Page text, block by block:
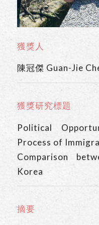
獲獎人
陳冠傑 Guan-Jie
獲獎研究標題
Political
Process of
Comparison
Korea
摘要